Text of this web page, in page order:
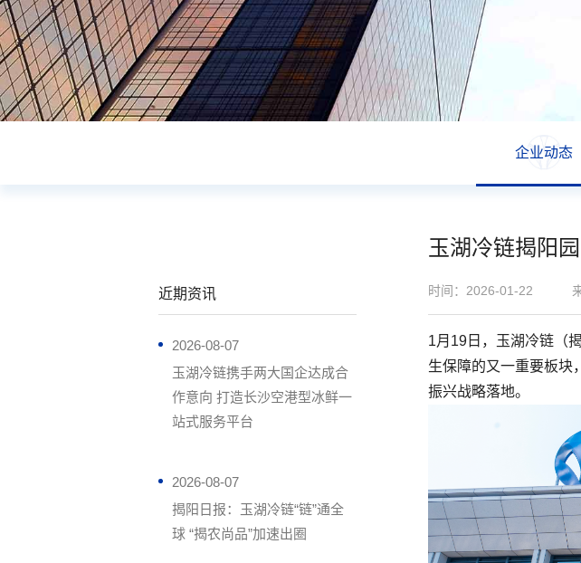
企业动态
玉湖冷链揭阳
时间：2026-01-22
1月19日，玉湖冷链（
生保障的又一重要板块
振兴战略落地。
近期资讯
2026-08-07
玉湖冷链携手两大国企达成合
作意向 打造长沙空港型冰鲜一
站式服务平台
2026-08-07
揭阳日报：玉湖冷链“链”通全
球 “揭农尚品”加速出圈